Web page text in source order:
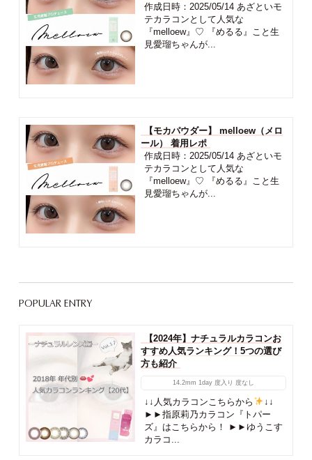
作成日時：2025/05/14 あざといモ
テカラコンとして人気な
『melloew』♡ 『めるる』こと生
見愛瑠ちゃんが...
【モカパウダー】 melloew（メロ
ール） 着用レポ
作成日時：2025/05/14 あざといモ
テカラコンとして人気な
『melloew』♡ 『めるる』こと生
見愛瑠ちゃんが...
POPULAR ENTRY
【2024年】ナチュラルカラコンお
すすめ人気ランキング！5つの選び
方も紹介
14.2mm 1day 度入り 度なし
↓↓人気カラコンこちらから
↓↓
►►指原莉乃カラコン『トパー
ズ』はこちらから！ ►►ゆうこす
カラコ...